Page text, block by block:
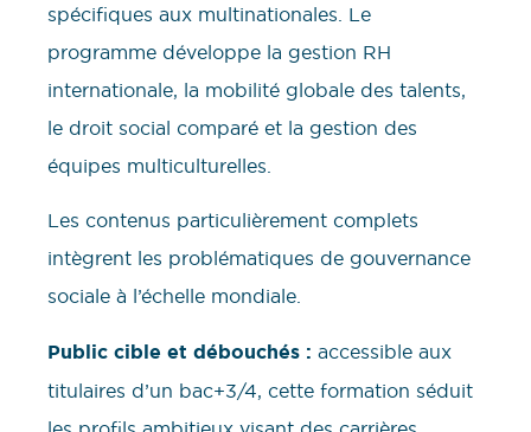
spécifiques aux multinationales. Le
programme développe la gestion RH
internationale, la mobilité globale des talents,
le droit social comparé et la gestion des
équipes multiculturelles.
Les contenus particulièrement complets
intègrent les problématiques de gouvernance
sociale à l’échelle mondiale.
Public cible et débouchés : accessible aux
titulaires d’un bac+3/4, cette formation séduit